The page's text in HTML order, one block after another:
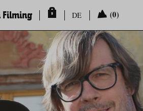
Filming DE (0)